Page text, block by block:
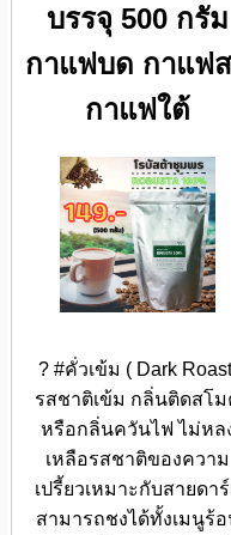
บรรจุ 500 กรัม
กาแฟบด กาแฟ
กาแฟใต้
? #คั่วเข้ม ( Dark
รสชาติเข้ม กลิ่นติดสโม
หรือกลิ่นควันไฟ ไม่หล
เหลือรสชาติของความ
เปรี้ยวเหมาะกับสายดา
สามารถชงได้ทั้งเมนูร้